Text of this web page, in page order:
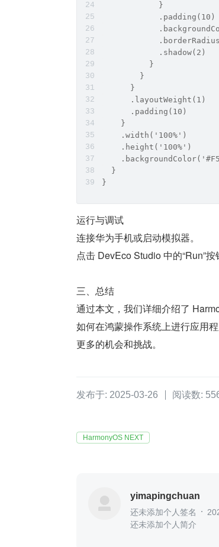
            }
            .padding(10)
            .shadow(2)
          }
        }
      }
      .layoutWeight(1)
      .padding(10)
    }
    .width('100%')
    .height('100%')
  }
}
运行与调试
连接华为手机或启动模拟器。
点击 DevEco Studio 中的“Run”
三、总结
通过本文，我们详细介绍了
如何在鸿蒙操作系统上进行应用
更多的机会和挑战。
发布于: 2025-03-26 阅读数:
HarmonyOS NEXT
yimapingchuan
还未添加个人签名
还未添加个人简介